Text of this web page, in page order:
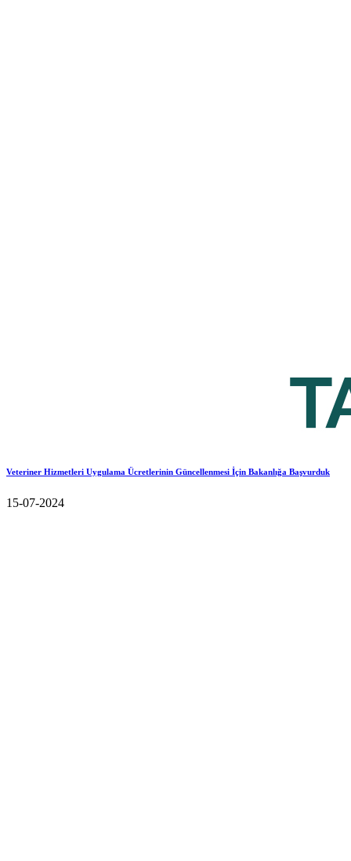
Veteriner Hizmetleri Uygulama Ücretlerinin Güncellenmesi İçin Bakanlığa Başvurduk
15-07-2024